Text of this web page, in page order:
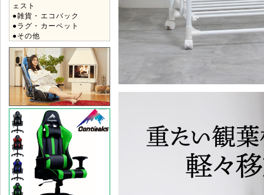
ェスト
●雑貨・エコバック
●ラグ・カーペット
●その他